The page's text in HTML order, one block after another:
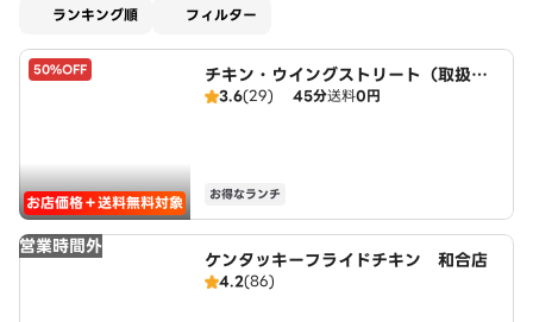
ランキング順 フィルター
50%OFF
お店価格＋送料無料対象
チキン・ウイングストリート（取扱：
ピザハット三好店）
3.6(29) 45分送料0円
お得なランチ
営業時間外
ケンタッキーフライドチキン 和合店
4.2(86)